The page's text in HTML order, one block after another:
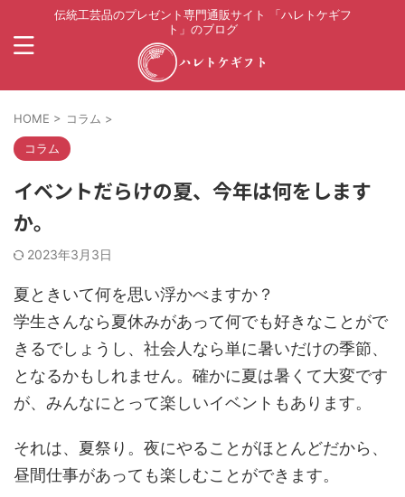
伝統工芸品のプレゼント専門通販サイト 「ハレトケギフ
ト」のブログ
HOME > コラム >
コラム
イベントだらけの夏、今年は何をします
か。
2023年3月3日
夏ときいて何を思い浮かべますか？
学生さんなら夏休みがあって何でも好きなことがで
きるでしょうし、社会人なら単に暑いだけの季節、
となるかもしれません。確かに夏は暑くて大変です
が、みんなにとって楽しいイベントもあります。
それは、夏祭り。夜にやることがほとんどだから、
昼間仕事があっても楽しむことができます。